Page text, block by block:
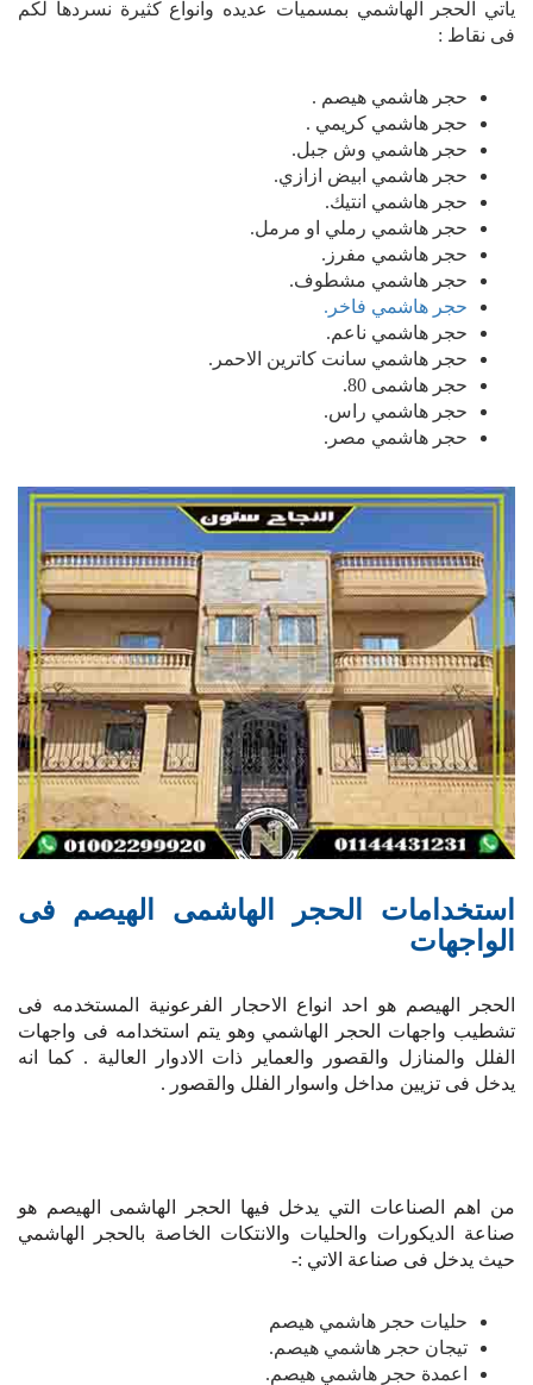
يأتي الحجر الهاشمي بمسميات عديده وانواع كثيرة نسردها لكم
فى نقاط :
حجر هاشمي هيصم .
حجر هاشمي كريمي .
حجر هاشمي وش جبل.
حجر هاشمي ابيض ازازي.
حجر هاشمي انتيك.
حجر هاشمي رملي او مرمل.
حجر هاشمي مفرز.
حجر هاشمي مشطوف.
حجر هاشمي فاخر.
حجر هاشمي ناعم.
حجر هاشمي سانت كاترين الاحمر.
حجر هاشمى 80.
حجر هاشمي راس.
حجر هاشمي مصر.
استخدامات الحجر الهاشمى الهيصم فى
الواجهات
الحجر الهيصم هو احد انواع الاحجار الفرعونية المستخدمه فى
تشطيب واجهات الحجر الهاشمي وهو يتم استخدامه فى واجهات
الفلل والمنازل والقصور والعماير ذات الادوار العالية . كما انه
يدخل فى تزيين مداخل واسوار الفلل والقصور .
من اهم الصناعات التي يدخل فيها الحجر الهاشمى الهيصم هو
صناعة الديكورات والحليات والانتكات الخاصة بالحجر الهاشمي
حيث يدخل فى صناعة الاتي :-
حليات حجر هاشمي هيصم
تيجان حجر هاشمي هيصم.
اعمدة حجر هاشمي هيصم.